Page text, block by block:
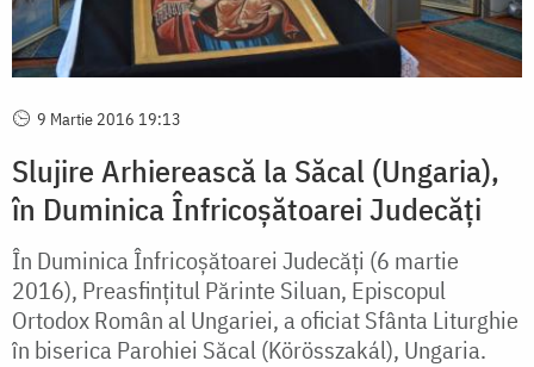
9 Martie 2016 19:13
Slujire Arhierească la Săcal (Ungaria),
în Duminica Înfricoșătoarei Judecăți
În Duminica Înfricoșătoarei Judecăți (6 martie
2016), Preasfințitul Părinte Siluan, Episcopul
Ortodox Român al Ungariei, a oficiat Sfânta Liturghie
în biserica Parohiei Săcal (Körösszakál), Ungaria.